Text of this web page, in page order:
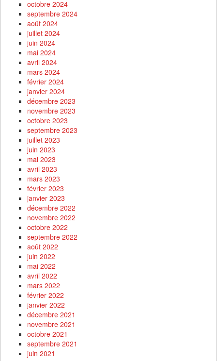
octobre 2024
septembre 2024
août 2024
juillet 2024
juin 2024
mai 2024
avril 2024
mars 2024
février 2024
janvier 2024
décembre 2023
novembre 2023
octobre 2023
septembre 2023
juillet 2023
juin 2023
mai 2023
avril 2023
mars 2023
février 2023
janvier 2023
décembre 2022
novembre 2022
octobre 2022
septembre 2022
août 2022
juin 2022
mai 2022
avril 2022
mars 2022
février 2022
janvier 2022
décembre 2021
novembre 2021
octobre 2021
septembre 2021
juin 2021